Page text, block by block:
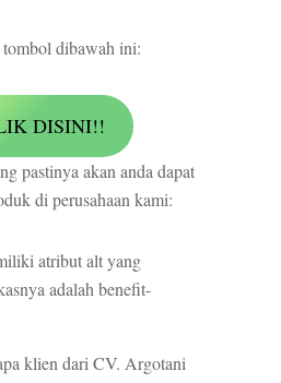
dibawah ini:
DISINI!!
pastinya akan anda dapat
di perusahaan kami:
klien dari CV. Argotani